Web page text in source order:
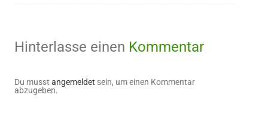
Hinterlasse einen Kommentar
Du musst angemeldet sein, um einen Kommentar
abzugeben.